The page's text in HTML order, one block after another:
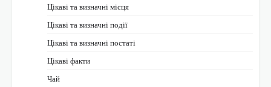
Цікаві та визначні місця
Цікаві та визначні події
Цікаві та визначні постаті
Цікаві факти
Чай